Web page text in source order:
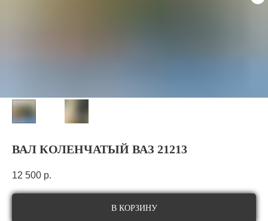
ВАЛ КОЛЕНЧАТЫЙ ВАЗ 21213
12 500 р.
В КОРЗИНУ